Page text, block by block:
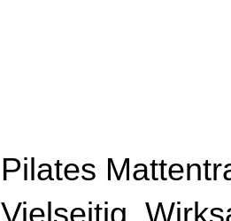
Pilates
Vielseitig.